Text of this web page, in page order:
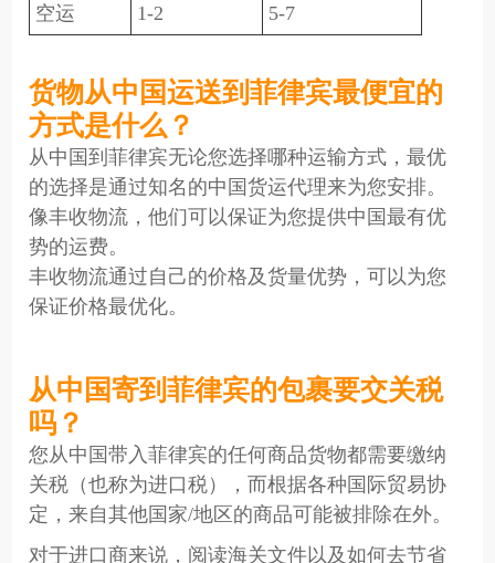
空运
1-2 5-7
货物从中国运送到菲律宾最便宜的
方式是什么？
从中国到菲律宾无论您选择哪种运输方式，最优
的选择是通过知名的中国货运代理来为您安排。
像丰收物流，他们可以保证为您提供中国最有优
势的运费。
丰收物流通过自己的价格及货量优势，可以为您
保证价格最优化。
从中国寄到菲律宾的包裹要交关税
吗？
您从中国带入菲律宾的任何商品货物都需要缴纳
关税（也称为进口税），而根据各种国际贸易协
定，来自其他国家/地区的商品可能被排除在外。
对于进口商来说，阅读海关文件以及如何去节省